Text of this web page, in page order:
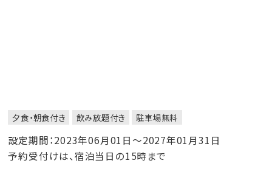
夕食・朝食付き 飲み放題付き 駐車場無料
設定期間：2023年06月01日～2027年01月31日
予約受付けは、宿泊当日の15時まで